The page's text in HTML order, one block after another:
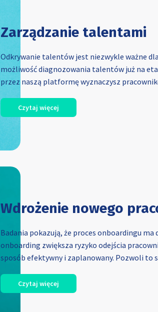
Zarządzanie talentami
Odkrywanie talentów jest niezwykle ważne
możliwość diagnozowania talentów już na
przez naszą platformę wyznaczysz
Czytaj więcej
Wdrożenie nowego
Badania pokazują, że proces onboardingu
onboarding zwiększa ryzyko odejścia
sposób efektywny i zaplanowany. Pozwoli to
Czytaj więcej